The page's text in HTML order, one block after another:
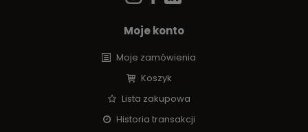
Moje konto
Moje zamówienia
Koszyk
Lista zakupowa
Historia transakcji